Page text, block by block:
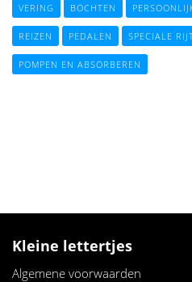
VERING BOCHTEN
REIZEN PEDALEN SPECIALE
POMPEN EN ABSORBEREN
Kleine lettertjes
Algemene voorwaarden